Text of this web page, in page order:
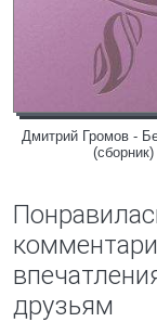
Дмитрий Громов -
(сборник)
друзьям